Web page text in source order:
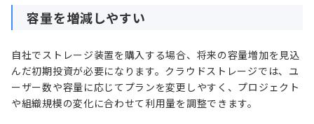
容量を増減しやすい
自社でストレージ装置を購入する場合、将来の容量増加を見込
んだ初期投資が必要になります。クラウドストレージでは、ユ
ーザー数や容量に応じてプランを変更しやすく、プロジェクト
や組織規模の変化に合わせて利用量を調整できます。